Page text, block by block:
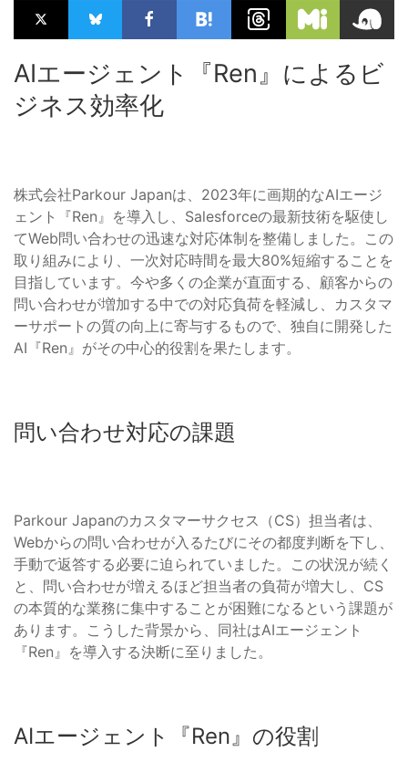
AIエージェント『Ren』によるビ
ジネス効率化
株式会社Parkour Japanは、2023年に画期的なAIエージ
ェント『Ren』を導入し、Salesforceの最新技術を駆使し
てWeb問い合わせの迅速な対応体制を整備しました。この
取り組みにより、一次対応時間を最大80%短縮することを
目指しています。今や多くの企業が直面する、顧客からの
問い合わせが増加する中での対応負荷を軽減し、カスタマ
ーサポートの質の向上に寄与するもので、独自に開発した
AI『Ren』がその中心的役割を果たします。
問い合わせ対応の課題
Parkour Japanのカスタマーサクセス（CS）担当者は、
Webからの問い合わせが入るたびにその都度判断を下し、
手動で返答する必要に迫られていました。この状況が続く
と、問い合わせが増えるほど担当者の負荷が増大し、CS
の本質的な業務に集中することが困難になるという課題が
あります。こうした背景から、同社はAIエージェント
『Ren』を導入する決断に至りました。
AIエージェント『Ren』の役割